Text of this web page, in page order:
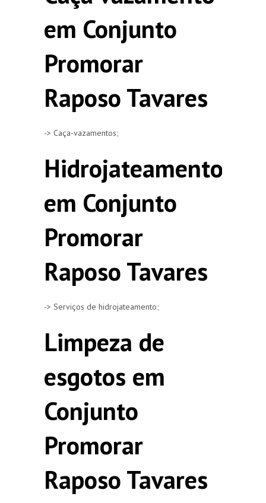
em Conjunto
Promorar
Raposo Tavares
-> Caça-vazamentos;
Hidrojateamento
em Conjunto
Promorar
Raposo Tavares
-> Serviços de hidrojateamento;
Limpeza de
esgotos em
Conjunto
Promorar
Raposo Tavares